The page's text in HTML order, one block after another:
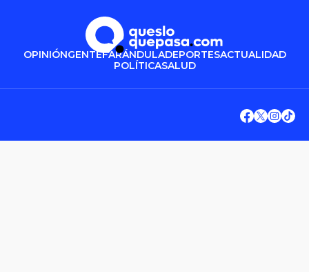
OPINIÓNGENTEFARÁNDULADEPORTESACTUALIDAD
POLÍTICASALUD